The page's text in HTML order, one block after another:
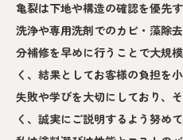
亀裂は下地や構造の確認を優先
洗浄や専用洗剤でのカビ・藻除
分補修を早めに行うことで大規
く、結果としてお客様の負担を
失敗や学びを大切にしており、
く、誠実にご説明するよう努めて